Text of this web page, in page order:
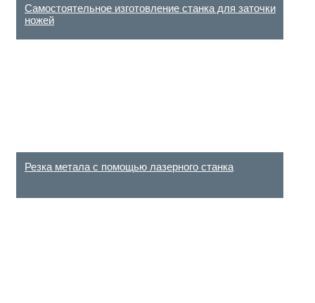
Самостоятельное изготовление станка для заточки
ножей
Резка метала с помощью лазерного станка